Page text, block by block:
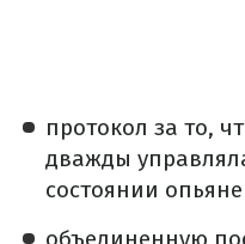
протокол за то,
дважды
состоянии